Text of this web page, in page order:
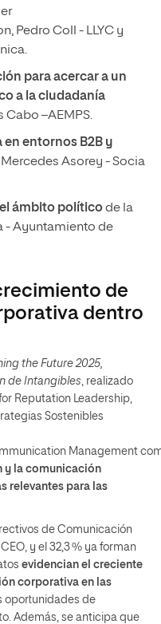
Pedro Coll - LLYC y
para acercar a un
a la ciudadanía​
Cabo –AEMPS​.
entornos B2B y
Mercedes Asorey - Socia
ámbito políticode la
- Ayuntamiento de
de
dentro
the Future 2025,
de Intangibles, realizado
Reputation Leadership,
Sostenibles
Management
y la comunicación
relevantes para las
de Comunicación
y el 32,3 % ya forman
evidencian el creciente
corporativa en las
oportunidades de
Además, se anticipa que